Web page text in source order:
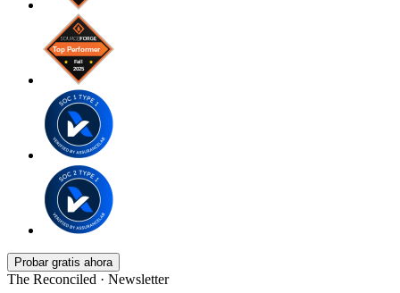
Probar gratis ahora
The Reconciled · Newsletter